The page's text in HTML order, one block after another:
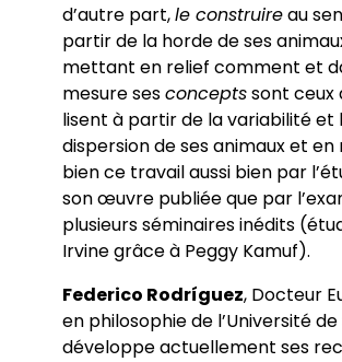
d’autre part,le construireau
partir de la horde de ses
mettant en relief comment et
mesure sesconceptssont ceux
lisent à partir de la variabilité et
dispersion de ses animaux et
bien ce travail aussi bien par
son œuvre publiée que par
plusieurs séminaires inédits
Irvine grâce à Peggy Kamuf).
Federico Rodríguez, Docteur
en philosophie de l’Université de
développe actuellement ses